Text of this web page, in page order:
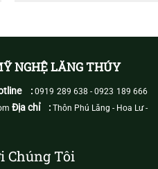
NGHỆ LĂNG THÚY
: 0919 289 638 -0923 189 666
Địa chỉ : Thôn Phú Lăng - Hoa Lư -
Chúng Tôi